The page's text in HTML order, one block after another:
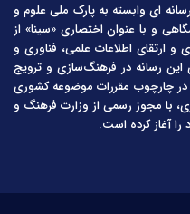
ای وابسته به پارک ملی علوم و
و با عنوان اختصاری «سینا» از
سازی و ارتقای اطلاعات علمی، فناوری و
این رسانه در فرهنگ‌سازی و ترویج
در چارچوب مقررات موضوعه کشوری
با مجوز رسمی از وزارت فرهنگ و